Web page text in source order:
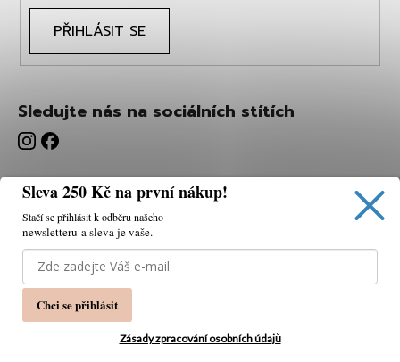
Používáme cookies, abychom vám umožnili pohodlné
prohlížení webu a díky analýze webu neustále zlepšovat
jeho funkce, výkon a použitelnost.
PŘIHLÁSIT SE
Sledujte nás na sociálních stítích
Sleva 250 Kč na první nákup!
Stačí se přihlásit k odběru našeho
newsletteru a sleva je vaše.
Chci se přihlásit
Zásady zpracování osobních údajů